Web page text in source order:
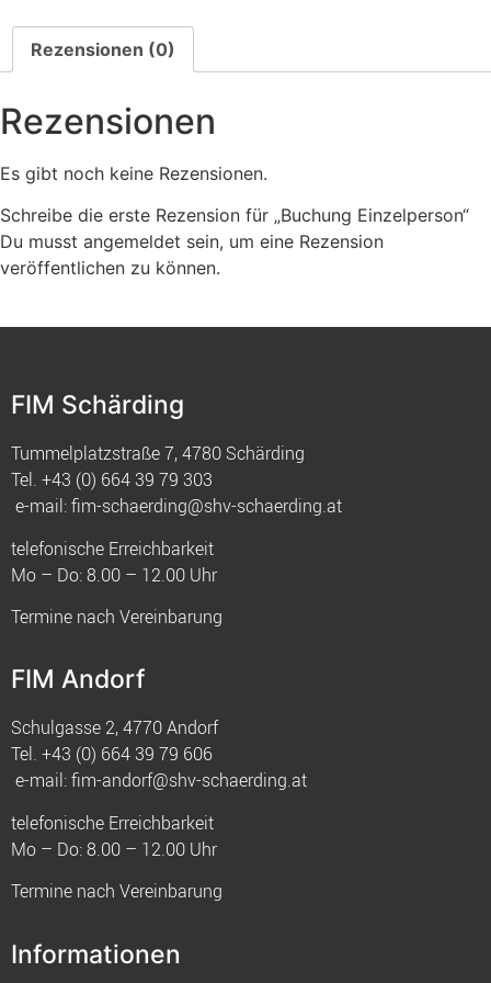
Rezensionen (0)
Rezensionen
Es gibt noch keine Rezensionen.
Schreibe die erste Rezension für „Buchung Einzelperson“
Du musst angemeldet sein, um eine Rezension
veröffentlichen zu können.
FIM Schärding
Tummelplatzstraße 7, 4780 Schärding
Tel. +43 (0) 664 39 79 303
e-mail:fim-schaerding@shv-schaerding.at
telefonische Erreichbarkeit
Mo – Do: 8.00 – 12.00 Uhr
Termine nach Vereinbarung
FIM Andorf
Schulgasse 2, 4770 Andorf
Tel. +43 (0) 664 39 79 606
e-mail:fim-andorf@shv-schaerding.at
telefonische Erreichbarkeit
Mo – Do: 8.00 – 12.00 Uhr
Termine nach Vereinbarung
Informationen